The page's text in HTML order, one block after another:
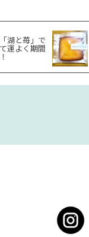
湖と苺」で
運よく期間